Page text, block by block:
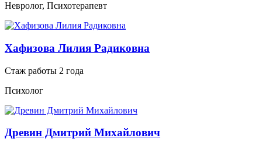
Невролог, Психотерапевт
Хафизова Лилия Радиковна
Стаж работы 2 года
Психолог
Древин Дмитрий Михайлович